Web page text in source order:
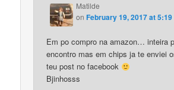
Matilde
onFebruary 19, 2017 at 5:19
Em po compro na amazon… inteira
encontro mas em chips ja te enviei
teu post no facebook
Bjinhosss